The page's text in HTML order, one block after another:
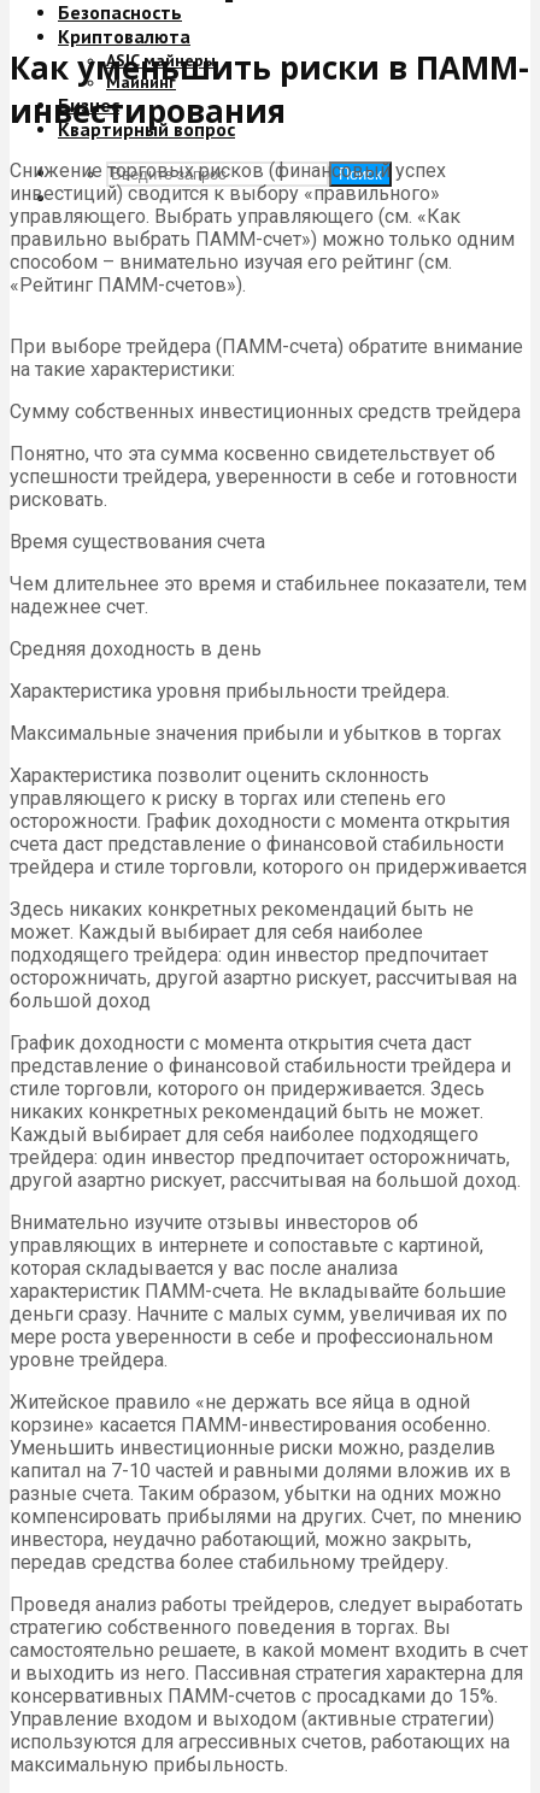
Безопасность
Криптовалюта
ASIC майнеры
Майнинг
Бизнес
Квартирный вопрос
Поиск
Как уменьшить риски в ПАММ-
инвестирования
Снижение торговых рисков (финансовый успех
инвестиций) сводится к выбору «правильного»
управляющего. Выбрать управляющего (см. «Как
правильно выбрать ПАММ-счет») можно только одним
способом – внимательно изучая его рейтинг (см.
«Рейтинг ПАММ-счетов»).
При выборе трейдера (ПАММ-счета) обратите внимание
на такие характеристики:
Сумму собственных инвестиционных средств трейдера
Понятно, что эта сумма косвенно свидетельствует об
успешности трейдера, уверенности в себе и готовности
рисковать.
Время существования счета
Чем длительнее это время и стабильнее показатели, тем
надежнее счет.
Средняя доходность в день
Характеристика уровня прибыльности трейдера.
Максимальные значения прибыли и убытков в торгах
Характеристика позволит оценить склонность
управляющего к риску в торгах или степень его
осторожности. График доходности с момента открытия
счета даст представление о финансовой стабильности
трейдера и стиле торговли, которого он придерживается
Здесь никаких конкретных рекомендаций быть не
может. Каждый выбирает для себя наиболее
подходящего трейдера: один инвестор предпочитает
осторожничать, другой азартно рискует, рассчитывая на
большой доход
График доходности с момента открытия счета даст
представление о финансовой стабильности трейдера и
стиле торговли, которого он придерживается. Здесь
никаких конкретных рекомендаций быть не может.
Каждый выбирает для себя наиболее подходящего
трейдера: один инвестор предпочитает осторожничать,
другой азартно рискует, рассчитывая на большой доход.
Внимательно изучите отзывы инвесторов об
управляющих в интернете и сопоставьте с картиной,
которая складывается у вас после анализа
характеристик ПАММ-счета. Не вкладывайте большие
деньги сразу. Начните с малых сумм, увеличивая их по
мере роста уверенности в себе и профессиональном
уровне трейдера.
Житейское правило «не держать все яйца в одной
корзине» касается ПАММ-инвестирования особенно.
Уменьшить инвестиционные риски можно, разделив
капитал на 7-10 частей и равными долями вложив их в
разные счета. Таким образом, убытки на одних можно
компенсировать прибылями на других. Счет, по мнению
инвестора, неудачно работающий, можно закрыть,
передав средства более стабильному трейдеру.
Проведя анализ работы трейдеров, следует выработать
стратегию собственного поведения в торгах. Вы
самостоятельно решаете, в какой момент входить в счет
и выходить из него. Пассивная стратегия характерна для
консервативных ПАММ-счетов с просадками до 15%.
Управление входом и выходом (активные стратегии)
используются для агрессивных счетов, работающих на
максимальную прибыльность.